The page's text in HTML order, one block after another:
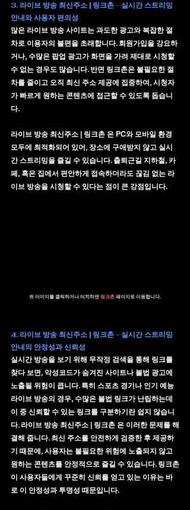
3. 라이브 방송 최신주소 | 링크촌 - 실시간 스트리밍
안내와 사용자 편의성
많은 라이브 방송 사이트는 과도한 광고와 복잡한 절
차로 이용자의 불편을 초래합니다. 회원가입을 강요하
거나, 수많은 팝업 광고가 화면을 가려 제대로 시청할
수 없는 경우도 많습니다. 반면 링크촌은 불필요한 절
차를 줄이고 오직 최신 주소 제공에 집중하여, 시청자
가 빠르게 원하는 콘텐츠에 접근할 수 있도록 돕습니
다.
라이브 방송 최신주소 | 링크촌 은 PC와 모바일 환경
모두에 최적화되어 있어, 장소에 구애받지 않고 실시
간 스트리밍을 즐길 수 있습니다. 출퇴근길 지하철, 카
페, 혹은 집에서 편안하게 접속하더라도 끊김 없는 라
이브 방송을 시청할 수 있다는 점이 큰 강점입니다.
위 이미지를 클릭하거나 터치하면 링크촌 페이지로 이동합니다.
4. 라이브 방송 최신주소 | 링크촌 - 실시간 스트리밍
안내의 안정성과 신뢰성
실시간 방송을 보기 위해 무작정 검색을 통해 링크를
찾다 보면, 악성코드가 숨겨진 사이트나 불법 광고에
노출될 위험이 큽니다. 특히 스포츠 경기나 인기 예능
라이브 방송의 경우, 수많은 불법 링크가 난립하는데
이 중 신뢰할 수 있는 링크를 구분하기란 쉽지 않습니
다. 라이브 방송 최신주소 | 링크촌 은 이러한 문제를 해
결해 줍니다. 최신 주소를 안전하게 검증한 후 제공하
기 때문에, 사용자는 불필요한 위험에 노출되지 않고
원하는 콘텐츠를 안정적으로 즐길 수 있습니다. 링크촌
이 사용자들에게 꾸준히 신뢰를 얻고 있는 이유는 바
로 이 안정성과 투명성 때문입니다.